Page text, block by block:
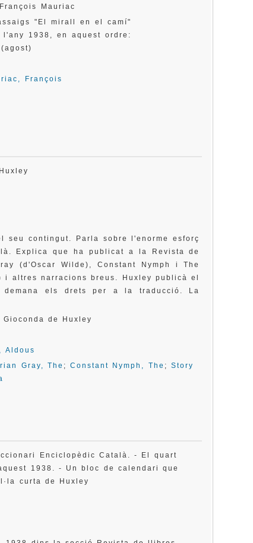
Mauriac
"El mirall en el camí"
1938, en aquest ordre:
François
contingut. Parla sobre l'enorme esforç
Explica que ha publicat a la Revista de
(d'Oscar Wilde), Constant Nymph i The
i altres narracions breus. Huxley publicà el
els drets per a la traducció. La
de Huxley
Aldous
Gray, The ;Constant Nymph, The ;Story
Enciclopèdic Català. - El quart
1938. - Un bloc de calendari que
curta de Huxley